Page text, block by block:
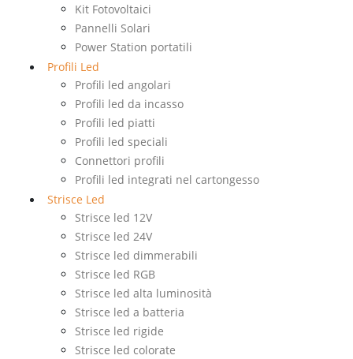
Kit Fotovoltaici
Pannelli Solari
Power Station portatili
Profili Led
Profili led angolari
Profili led da incasso
Profili led piatti
Profili led speciali
Connettori profili
Profili led integrati nel cartongesso
Strisce Led
Strisce led 12V
Strisce led 24V
Strisce led dimmerabili
Strisce led RGB
Strisce led alta luminosità
Strisce led a batteria
Strisce led rigide
Strisce led colorate